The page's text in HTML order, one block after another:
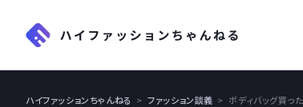
ハイファッションちゃんねる ファッション談義 ボディバッグ買っ